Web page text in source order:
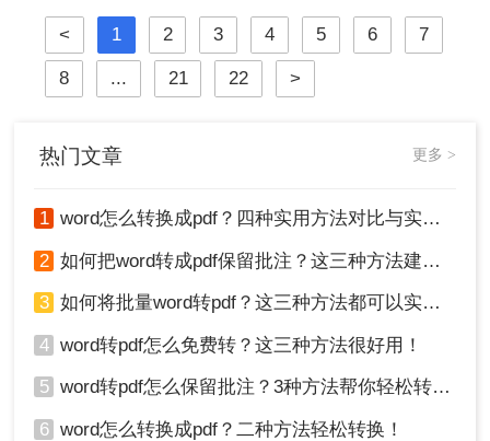
少不了使用各式各样的文档，同时也
需要格式转换，比如说pdf转word文
档，那么你知道什么有效又快速的pdf
转word方法方法吗？不知道的朋友可
< 1 2 3 4 5 6 7
8 ... 21 22 >
热门文章 更多 >
1 word怎么转换成pdf？四种实用方法对比与实操指南（附详细表格）！
2 如何把word转成pdf保留批注？这三种方法建议收藏！
3 如何将批量word转pdf？这三种方法都可以实现批量转换
4 word转pdf怎么免费转？这三种方法很好用！
5 word转pdf怎么保留批注？3种方法帮你轻松转换！
6 word怎么转换成pdf？二种方法轻松转换！